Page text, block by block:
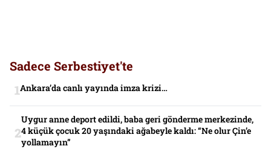
Sadece Serbestiyet'te
Ankara’da canlı yayında imza krizi…
Uygur anne deport edildi, baba geri gönderme merkezinde,
4 küçük çocuk 20 yaşındaki ağabeyle kaldı: “Ne olur Çin’e
yollamayın”